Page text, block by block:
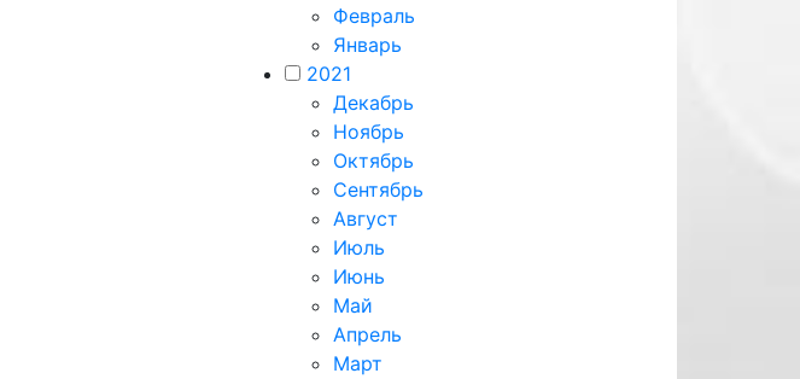
Февраль
Январь
2021
Декабрь
Ноябрь
Октябрь
Сентябрь
Август
Июль
Июнь
Май
Апрель
Март